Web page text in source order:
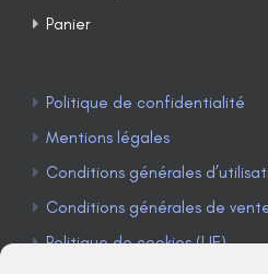
Panier
Politique de confidentialité
Mentions légales
Conditions générales
Conditions générales de
Politique de cookies (UE)